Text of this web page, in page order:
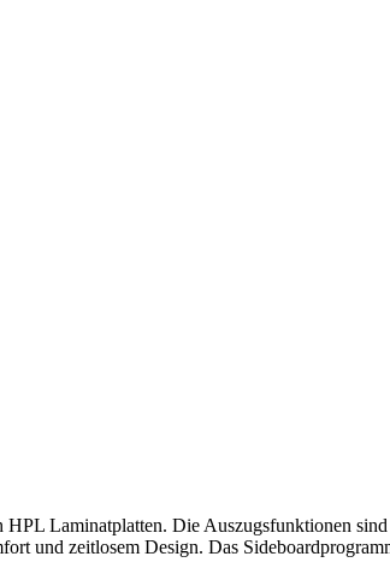
Laminatplatten. Die Auszugsfunktionen
und zeitlosem Design. Das